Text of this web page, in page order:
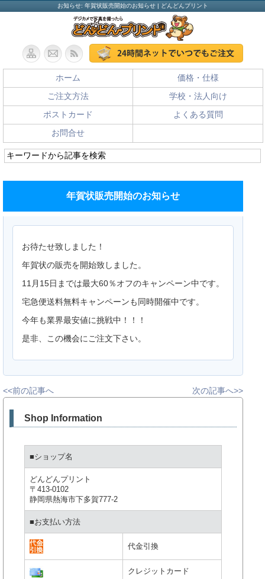
お知らせ: 年賀状販売開始のお知らせ | どんどんプリント
ホーム 価格・仕様
ご注文方法 学校・法人向け
ポストカード よくある質問
お問合せ
年賀状販売開始のお知らせ
お待たせ致しました！
年賀状の販売を開始致しました。
11月15日までは最大60％オフのキャンペーン中です。
宅急便送料無料キャンペーンも同時開催中です。
今年も業界最安値に挑戦中！！！
是非、この機会にご注文下さい。
<<前の記事へ 次の記事へ>>
Shop Information
■ショップ名
どんどんプリント
〒413-0102
静岡県熱海市下多賀777-2
■お支払い方法
代金引換
クレジットカード